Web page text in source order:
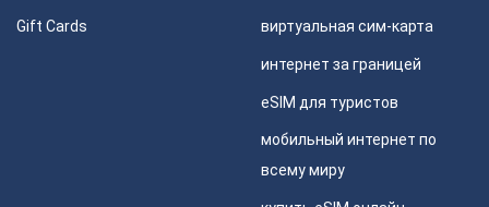
Gift Cards виртуальная сим-карта
интернет за границей
eSIM для туристов
мобильный интернет по
всему миру